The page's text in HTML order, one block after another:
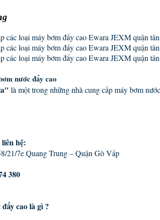
các loại máy bơm đẩy cao Ewara JEXM quận
các loại máy bơm đẩy cao Ewara JEXM quận
các loại máy bơm đẩy cao Ewara JEXM quận
nước đẩy cao
là một trong những nhà cung cấp máy bơm
hệ:
21/7e Quang Trung – Quận Gò Vấp
380
cao là gì ?